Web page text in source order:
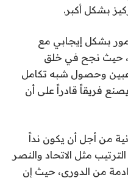
بشكل أكبر.
بشكل إيجابي مع
حيث نجح في خلق
وحصول شبه تكامل
فريقاً قادراً على أن
من أجل أن يكون نداً
مثل الاتحاد والنصر
من الدوري، حيث إن